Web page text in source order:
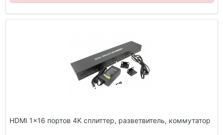
HDMI 1x16 портов 4K сплиттер, разветвитель, коммутатор